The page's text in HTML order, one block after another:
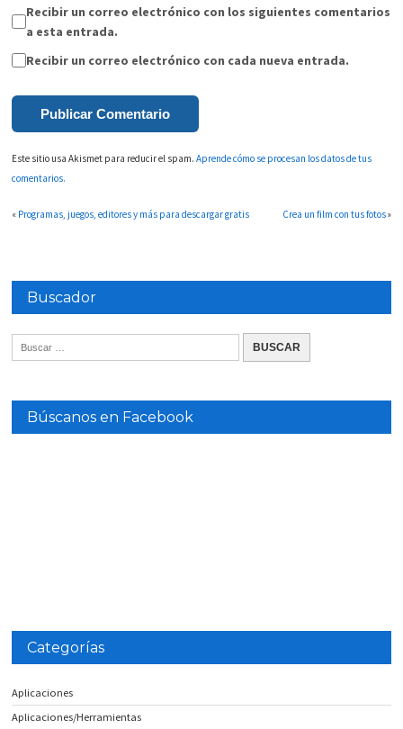
Recibir un correo electrónico con los siguientes comentarios
a esta entrada.
Recibir un correo electrónico con cada nueva entrada.
Este sitio usa Akismet para reducir el spam.Aprende cómo se procesan los datos de tus
comentarios.
« Programas, juegos, editores y más para descargar gratis Crea un film con tus fotos»
Buscador
Búscanos en Facebook
Categorías
Aplicaciones
Aplicaciones/Herramientas